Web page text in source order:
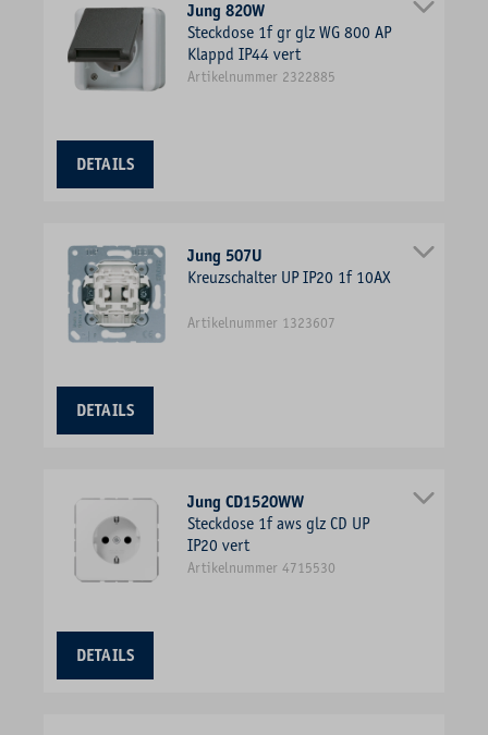
Jung 820W
Steckdose 1f gr glz WG 800 AP
Klappd IP44 vert
Artikelnummer 2322885
DETAILS
Jung 507U
Kreuzschalter UP IP20 1f 10AX
Artikelnummer 1323607
DETAILS
Jung CD1520WW
Steckdose 1f aws glz CD UP
IP20 vert
Artikelnummer 4715530
DETAILS